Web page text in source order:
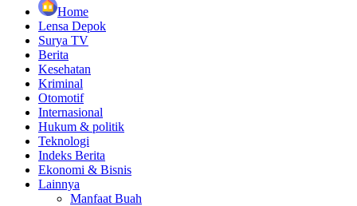
Home
Lensa Depok
Surya TV
Berita
Kesehatan
Kriminal
Otomotif
Internasional
Hukum & politik
Teknologi
Indeks Berita
Ekonomi & Bisnis
Lainnya
Manfaat Buah